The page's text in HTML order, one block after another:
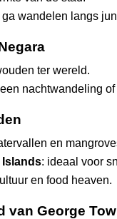
wandelen langs
ter wereld.
nachtwandeling of
en
: ideaal voor
en food heaven.
van George